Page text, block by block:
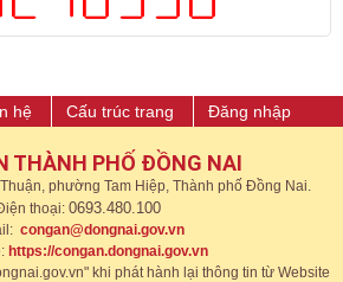
hệ Cấu trúc trang Đăng nhập
THÀNH PHỐ ĐỒNG NAI
phường Tam Hiệp, Thành phố Đồng Nai.
thoại: 0693.480.100
congan@dongnai.gov.vn
https://congan.dongnai.gov.vn​
khi phát hành lại thông tin từ Website